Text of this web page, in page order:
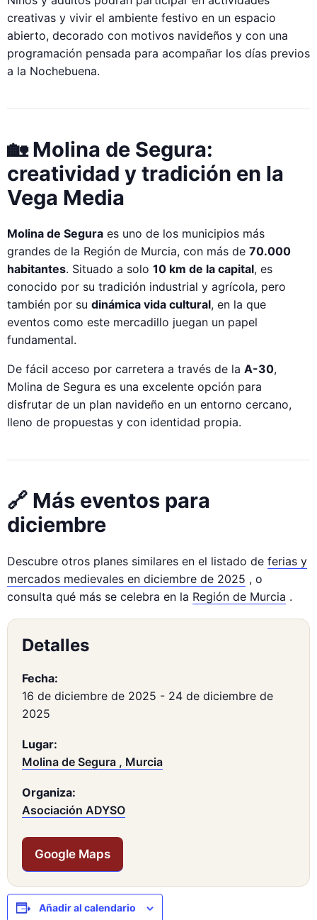
creativas y vivir el ambiente festivo en un espacio
abierto, decorado con motivos navideños y con una
programación pensada para acompañar los días previos
a la Nochebuena.
🏡 Molina de Segura:
creatividad y tradición en la
Vega Media
Molina de Segura es uno de los municipios más
grandes de la Región de Murcia, con más de 70.000
habitantes. Situado a solo 10 km de la capital, es
conocido por su tradición industrial y agrícola, pero
también por su dinámica vida cultural, en la que
eventos como este mercadillo juegan un papel
fundamental.
De fácil acceso por carretera a través de la A-30,
Molina de Segura es una excelente opción para
disfrutar de un plan navideño en un entorno cercano,
lleno de propuestas y con identidad propia.
🔗 Más eventos para
diciembre
Descubre otros planes similares en el listado de ferias y
mercados medievales en diciembre de 2025 , o
consulta qué más se celebra en la Región de Murcia .
Detalles
Fecha:
16 de diciembre de 2025 - 24 de diciembre de
2025
Lugar:
Molina de Segura , Murcia
Organiza:
Asociación ADYSO
Google Maps
Añadir al calendario